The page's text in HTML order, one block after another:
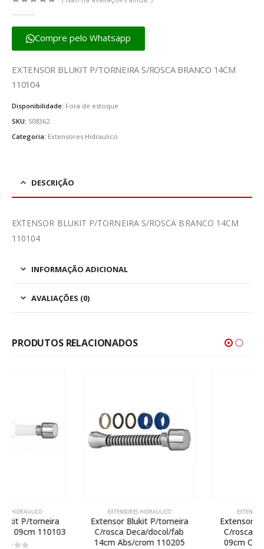
Compre pelo Whatsapp
EXTENSOR BLUKIT P/TORNEIRA S/ROSCA BRANCO 14CM
110104
Disponibilidade: Fora de estoque
SKU: 508362
Categoria: Extensores Hidraulico
DESCRIÇÃO
EXTENSOR BLUKIT P/TORNEIRA S/ROSCA BRANCO 14CM
110104
INFORMAÇÃO ADICIONAL
AVALIAÇÕES (0)
PRODUTOS RELACIONADOS
EXTENSORES HIDRAULICO
Extensor Blukit P/torneira
C/rosca Deca/docol/fab
14cm Abs/crom 110205
EXTENSORES HIDRAULICO
Extensor Blukit P/torneira
C/rosca Deca/docol/fab
09cm Cromado 110204